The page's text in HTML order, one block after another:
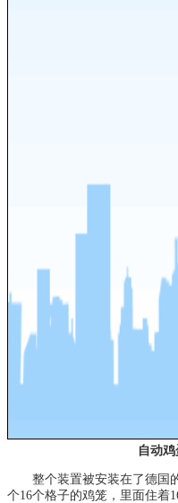
自动
整个装置被安装在了德国
个16个格子的鸡笼，里面住着